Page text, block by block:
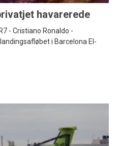
havarerede
- Cristiano Ronaldo -
i Barcelona El-